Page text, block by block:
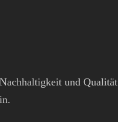
und Qualität